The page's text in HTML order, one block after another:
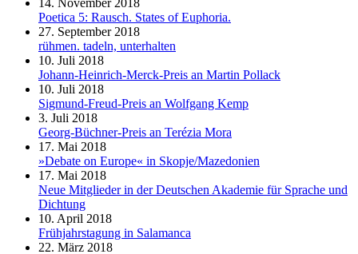
Poetica 5: Rausch. States of Euphoria.
27. September 2018
rühmen. tadeln, unterhalten
10. Juli 2018
Johann-Heinrich-Merck-Preis an Martin Pollack
10. Juli 2018
Sigmund-Freud-Preis an Wolfgang Kemp
3. Juli 2018
Georg-Büchner-Preis an Terézia Mora
17. Mai 2018
»Debate on Europe« in Skopje/Mazedonien
17. Mai 2018
Neue Mitglieder in der Deutschen Akademie für Sprache und
Dichtung
10. April 2018
Frühjahrstagung in Salamanca
22. März 2018